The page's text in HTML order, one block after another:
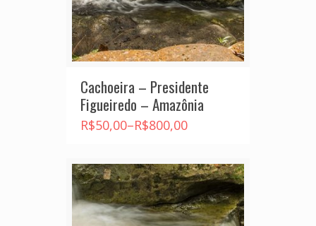
Cachoeira – Presidente
Figueiredo – Amazônia
R$50,00–R$800,00